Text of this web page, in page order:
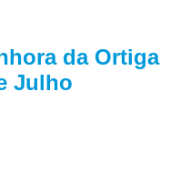
da Ortiga
Julho